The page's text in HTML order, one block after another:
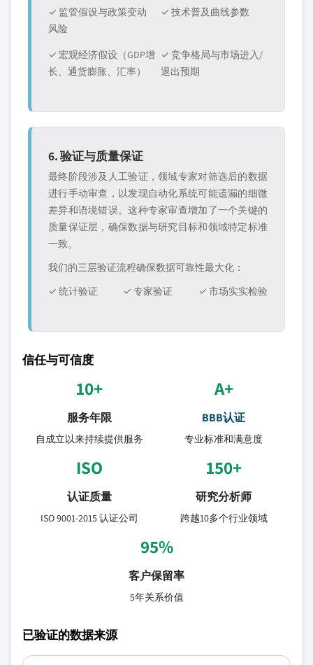
✓ 监管假设与政策变动
风险
✓ 技术普及曲线参数
✓ 宏观经济假设（GDP增
长、通货膨胀、汇率）
✓ 竞争格局与市场进入/
退出预期
6. 验证与质量保证
最终阶段涉及人工验证，领域专家对筛选后的数据
进行手动审查，以发现自动化系统可能遗漏的细微
差异和语境错误。这种专家审查增加了一个关键的
质量保证层，确保数据与研究目标和领域特定标准
一致。
我们的三层验证流程确保数据可靠性最大化：
✓ 统计验证
✓ 专家验证 ✓ 市场实实检验
信任与可信度
10+
服务年限
自成立以来持续提供服务
A+
BBB认证
专业标准和满意度
ISO
认证质量
ISO 9001-2015 认证公司
150+
研究分析师
跨越10多个行业领域
95%
客户保留率
5年关系价值
已验证的数据来源